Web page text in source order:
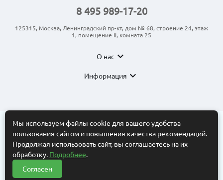
8 495 989-17-20
125315, Москва, Ленинградский пр-кт, дом № 68, строение 24, этаж
1, помещение II, комната 25
О нас expand_more
Информация expand_more
© 2011-2026 ООО “АНКОМ”
Все торговые марки принадлежат их владельцам. Копирование
составляющих частей сайта в какой бы то ни было форме без
разрешения владельца авторских прав запрещено. Интернет-
магазин носит исключительно информационный характер.
Информационные материалы, размеры, фото и цены сайта не
являются публичной офертой, определяемой положениями Статьи
Мы используем файлы cookie для вашего удобства
пользования сайтом и повышения качества рекомендаций.
Продолжая использовать сайт, вы соглашаетесь на их
обработку. Подробнее.
Согласен